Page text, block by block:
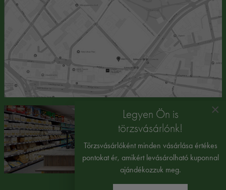
×
Legyen Ön is
törzsvásárlónk!
Törzsvásárlóként minden vásárlása értékes
pontokat ér, amikért levásárolható kuponnal
ajándékozzuk meg.